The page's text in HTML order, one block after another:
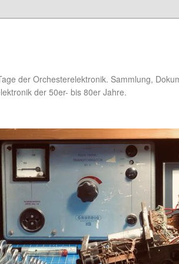
der Orchesterelektronik. Sammlung,
der 50er- bis 80er Jahre.